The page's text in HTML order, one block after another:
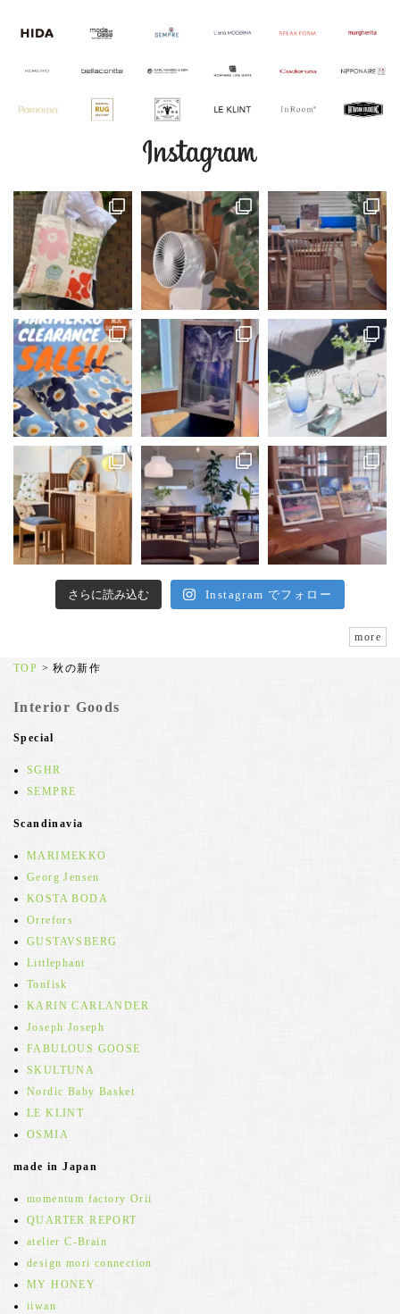
さらに読み込む Instagram でフォロー
more
TOP >秋の新作
Interior Goods
Special
SGHR
SEMPRE
Scandinavia
MARIMEKKO
Georg Jensen
KOSTA BODA
Orrefors
GUSTAVSBERG
Littlephant
Tonfisk
KARIN CARLANDER
Joseph Joseph
FABULOUS GOOSE
SKULTUNA
Nordic Baby Basket
LE KLINT
OSMIA
made in Japan
momentum factory Orii
QUARTER REPORT
atelier C-Brain
design mori connection
MY HONEY
iiwan